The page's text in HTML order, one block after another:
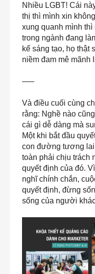
Nhiều LGBT! Cái
thị thì mình xin
xung quanh mình
trong ngành đang
kế sáng tạo, họ thật
niềm đam mê mãnh
—–
Và điều cuối cùng
rằng: Nghề nào
cái gì dễ dàng mà
Một khi bắt đầu
con đường tương lai
toàn phải chịu trách
quyết định của đó.
nghĩ chính chắn,
quyết định, đừng
sống của người